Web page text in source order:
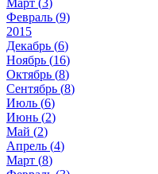
Март (3)
Февраль (9)
2015
Декабрь (6)
Ноябрь (16)
Октябрь (8)
Сентябрь (8)
Июль (6)
Июнь (2)
Май (2)
Апрель (4)
Март (8)